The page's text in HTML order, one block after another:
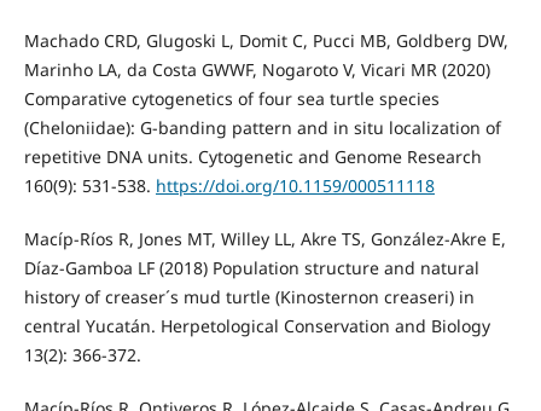
Machado CRD, Glugoski L, Domit C, Pucci MB, Goldberg DW,
Marinho LA, da Costa GWWF, Nogaroto V, Vicari MR (2020)
Comparative cytogenetics of four sea turtle species
(Cheloniidae): G-banding pattern and in situ localization of
repetitive DNA units. Cytogenetic and Genome Research
160(9): 531-538. https://doi.org/10.1159/000511118
Macíp-Ríos R, Jones MT, Willey LL, Akre TS, González-Akre E,
Díaz-Gamboa LF (2018) Population structure and natural
history of creaser´s mud turtle (Kinosternon creaseri) in
central Yucatán. Herpetological Conservation and Biology
13(2): 366-372.